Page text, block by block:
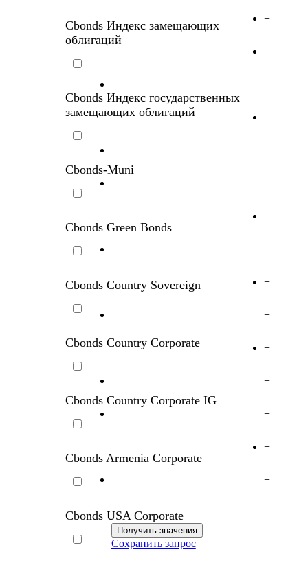
Cbonds Индекс замещающих
облигаций
Cbonds Индекс государственных
замещающих облигаций
Cbonds-Muni
Cbonds Green Bonds
Cbonds Country Sovereign
Cbonds Country Corporate
Cbonds Country Corporate IG
Cbonds Armenia Corporate
Cbonds USA Corporate
+
+
+
+
+
+
+
+
+
+
+
+
+
+
+
Сохранить запрос